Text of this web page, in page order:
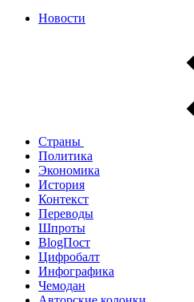
Новости
Страны
Политика
Экономика
История
Контекст
Переводы
Шпроты
BlogПост
Цифробалт
Инфографика
Чемодан